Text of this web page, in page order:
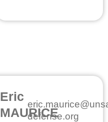
Eric
MAURICE
defense.org